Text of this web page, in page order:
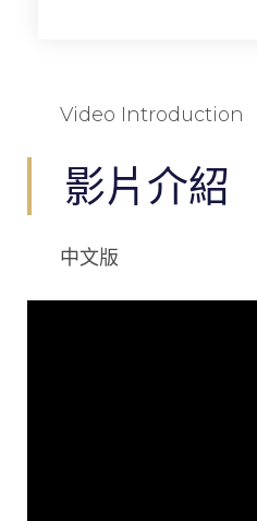
Video Introduction
影片介紹
中文版